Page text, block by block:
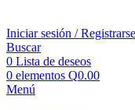
Iniciar sesión / Registrarse
Buscar
0 Lista de deseos
0 elementos Q0.00
Menú